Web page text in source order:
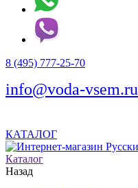
8 (495) 777-25-70
info@voda-vsem.ru
КАТАЛОГ
Каталог
Назад